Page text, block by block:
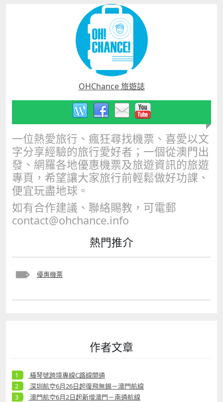
OHChance 旅遊誌
一位熱愛旅行、瘋狂尋找機票、喜愛以文
字分享經驗的旅行愛好者；一個從澳門出
發、網羅各地優惠機票及旅遊資訊的旅遊
專頁，希望讓大家旅行前輕鬆做好功課、
便宜玩盡地球。
如有合作建議、聯絡賜教，可電郵
contact@ohchance.info
熱門推介
優惠機票
作者文章
橫琴號跨境專線C路線開通
深圳航空6月26日起復飛無錫－澳門航線
澳門航空6月2日起新增澳門－南通航線